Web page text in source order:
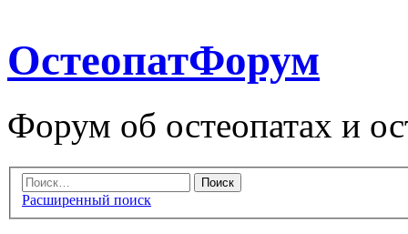
ОстеопатФорум
Форум об остеопатах и
Расширенный поиск